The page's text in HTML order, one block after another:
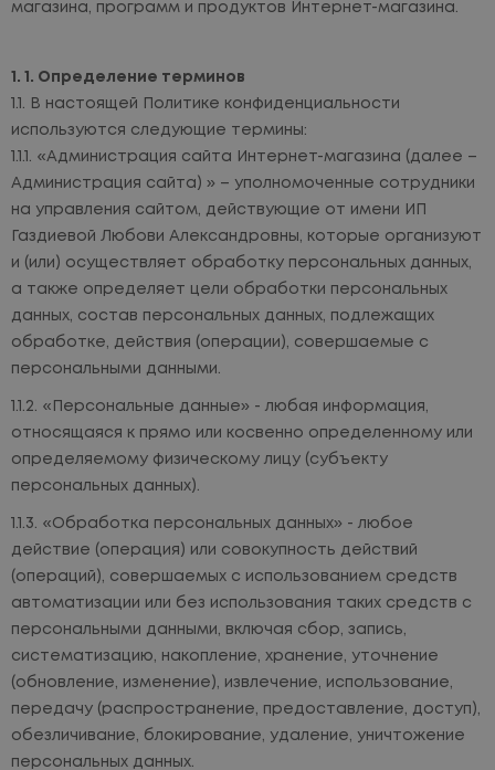
магазина, программ и продуктов Интернет-магазина.
1. Определение терминов
В настоящей Политике конфиденциальности
используются следующие термины:
«Администрация сайта Интернет-магазина (далее –
Администрация сайта) » – уполномоченные сотрудники
на управления сайтом, действующие от имени ИП
Газдиевой Любови Александровны, которые организуют
и (или) осуществляет обработку персональных данных,
а также определяет цели обработки персональных
данных, состав персональных данных, подлежащих
обработке, действия (операции), совершаемые с
персональными данными.
«Персональные данные» - любая информация,
относящаяся к прямо или косвенно определенному или
определяемому физическому лицу (субъекту
персональных данных).
«Обработка персональных данных» - любое
действие (операция) или совокупность действий
(операций), совершаемых с использованием средств
автоматизации или без использования таких средств с
персональными данными, включая сбор, запись,
систематизацию, накопление, хранение, уточнение
(обновление, изменение), извлечение, использование,
передачу (распространение, предоставление, доступ),
обезличивание, блокирование, удаление, уничтожение
персональных данных.